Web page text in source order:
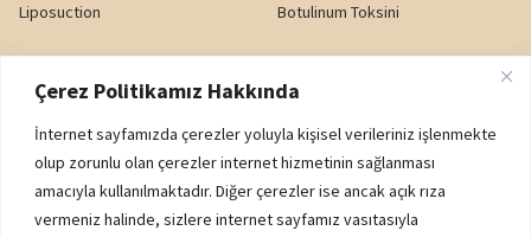
Çerez Politikamız Hakkında
İnternet sayfamızda çerezler yoluyla kişisel verileriniz işlenmekte
olup zorunlu olan çerezler internet hizmetinin sağlanması
amacıyla kullanılmaktadır. Diğer çerezler ise ancak açık rıza
vermeniz halinde, sizlere internet sayfamız vasıtasıyla
Liposuction
Karın Germe
Popo Kaldırma (BBL)
Genital Estetik
Botulinum Toksini
Dudak Dolgusu
Nazolabiyal Dolgu
Yanak Dolgusu